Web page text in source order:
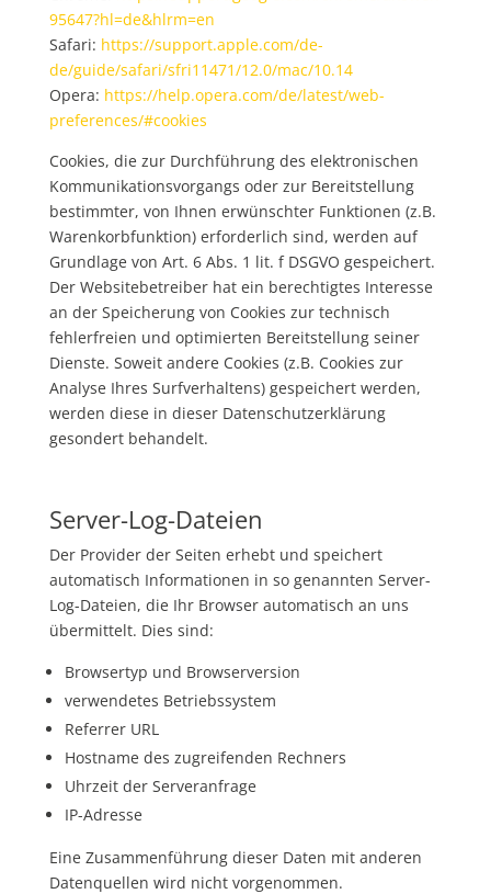
95647?hl=de&hlrm=en
Safari: https://support.apple.com/de-
de/guide/safari/sfri11471/12.0/mac/10.14
Opera: https://help.opera.com/de/latest/web-
preferences/#cookies
Cookies, die zur Durchführung des elektronischen
Kommunikationsvorgangs oder zur Bereitstellung
bestimmter, von Ihnen erwünschter Funktionen (z.B.
Warenkorbfunktion) erforderlich sind, werden auf
Grundlage von Art. 6 Abs. 1 lit. f DSGVO gespeichert.
Der Websitebetreiber hat ein berechtigtes Interesse
an der Speicherung von Cookies zur technisch
fehlerfreien und optimierten Bereitstellung seiner
Dienste. Soweit andere Cookies (z.B. Cookies zur
Analyse Ihres Surfverhaltens) gespeichert werden,
werden diese in dieser Datenschutzerklärung
gesondert behandelt.
Server-Log-Dateien
Der Provider der Seiten erhebt und speichert
automatisch Informationen in so genannten Server-
Log-Dateien, die Ihr Browser automatisch an uns
übermittelt. Dies sind:
Browsertyp und Browserversion
verwendetes Betriebssystem
Referrer URL
Hostname des zugreifenden Rechners
Uhrzeit der Serveranfrage
IP-Adresse
Eine Zusammenführung dieser Daten mit anderen
Datenquellen wird nicht vorgenommen.